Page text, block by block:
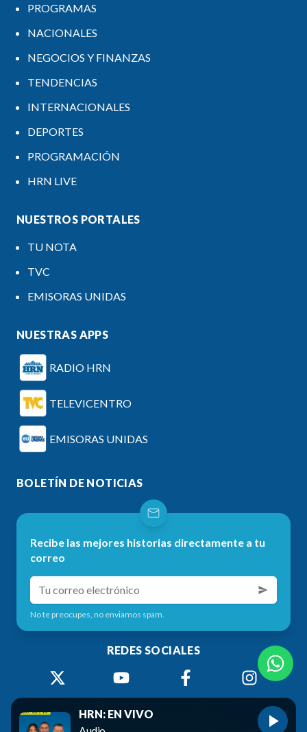
PROGRAMAS
NACIONALES
NEGOCIOS Y FINANZAS
TENDENCIAS
INTERNACIONALES
DEPORTES
PROGRAMACIÓN
HRN LIVE
NUESTROS PORTALES
TU NOTA
TVC
EMISORAS UNIDAS
NUESTRAS APPS
RADIO HRN
TELEVICENTRO
EMISORAS UNIDAS
BOLETÍN DE NOTICIAS
Recibe las mejores historias directamente a tu
correo
No te preocupes, no enviamos spam.
REDES SOCIALES
HRN: EN VIVO